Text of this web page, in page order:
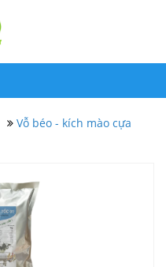
Vỗ béo - kích mào cựa